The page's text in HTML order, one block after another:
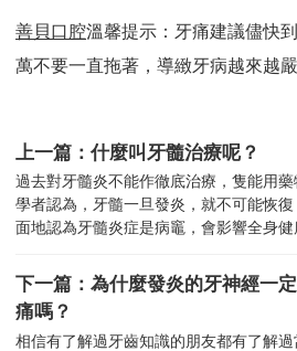
善貝口腔溫馨提示：牙痛建議儘快
萬不要一直拖著，導緻牙病越來越嚴
上一篇：什麼叫牙髓治療呢？
過去對牙髓炎不能作徹底治療，隻能用
學者認為，牙髓一旦發炎，就不可能恢
面地認為牙髓炎症是病竈，會影響全身健
下一篇：為什麼發炎的牙神經一
痛嗎？
相信有了解過牙齒知識的朋友都有了解